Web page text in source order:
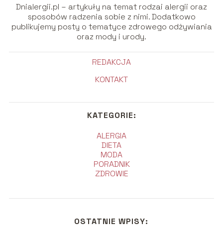
Dnialergii.pl – artykuły na temat rodzai alergii oraz
sposobów radzenia sobie z nimi. Dodatkowo
publikujemy posty o tematyce zdrowego odżywiania
oraz mody i urody.
REDAKCJA
KONTAKT
KATEGORIE:
ALERGIA
DIETA
MODA
PORADNIK
ZDROWIE
OSTATNIE WPISY: